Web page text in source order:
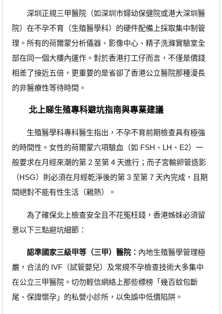
深圳正規三甲醫院（如深圳市婦幼保健院或港大深圳醫
院）在不孕不育（生殖醫學科）的硬件配備上採取集中制管
理。所有的荷爾蒙分析儀器、影像中心、精子洗滌實驗室全
部在同一個大樓內運作。對於香港打工仔而言，不僅是價錢
相差了接近五倍，更重要的是省卻了香港公立醫院那種漫長
的非醫療性等待時間。
北上睇生殖專科避坑指南與專業建議
生殖醫學科專科醫生指出，不孕不育前期檢查具有極強
的時間性。女性的荷爾蒙六項驗血（如 FSH、LH、E2）一
般要求在月經來潮的第 2 至第 4 天進行；而子宮輸卵管造影
（HSG）則必須在月經乾淨後的第 3 至第 7 天內完成，且期
間絕對不能有性生活（親熱）。
為了確保北上檢查安全且不花冤枉錢，香港姊妹必須留
意以下三點避坑細節：
認準國家三級甲等（三甲）醫院： 內地生殖醫學管理極
嚴，合法的 IVF（試管嬰兒）及常規不孕檢查技術大多集中
在公立三甲醫院。切勿輕信網絡上那些標榜「幾百蚊包斷
尾、保證懷孕」的私營小診所，以免誤中低價陷阱。